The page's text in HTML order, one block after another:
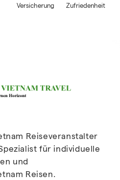
Versicherung
Zufriedenheit
Reiseveranstalter
für individuelle
und
Reisen.